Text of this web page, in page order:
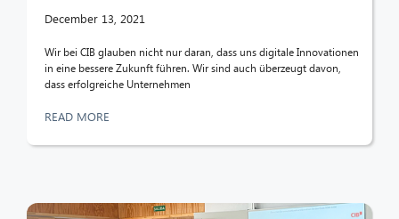
December 13, 2021
Wir bei CIB glauben nicht nur daran, dass uns digitale Innovationen
in eine bessere Zukunft führen. Wir sind auch überzeugt davon,
dass erfolgreiche Unternehmen
READ MORE